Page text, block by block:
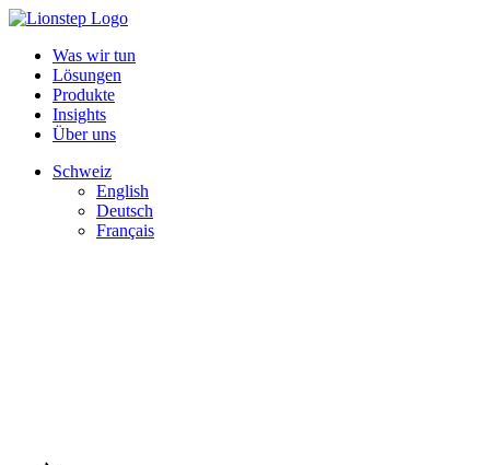
Was wir tun
Lösungen
Produkte
Insights
Über uns
Schweiz
English
Deutsch
Français